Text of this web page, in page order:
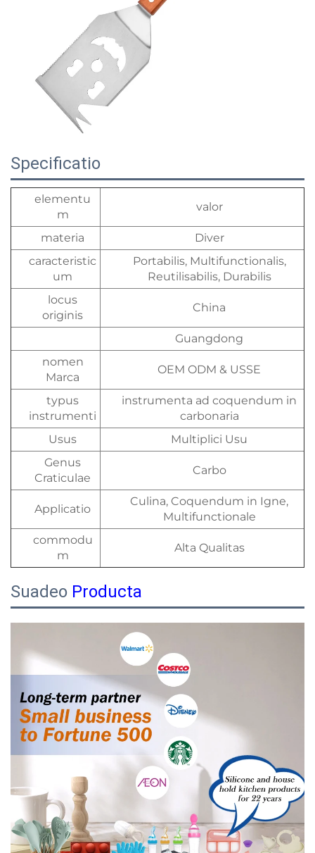
Specificatio
elementu
m
valor
materia
Diver
caracteristic
um
Portabilis, Multifunctionalis,
Reutilisabilis, Durabilis
locus
originis
China
Guangdong
nomen
Marca
OEM ODM & USSE
typus
instrumenti
instrumenta ad coquendum in
carbonaria
Usus
Multiplici Usu
Genus
Craticulae
Carbo
Applicatio
Culina, Coquendum in Igne,
Multifunctionale
commodu
m
Alta Qualitas
Suadeo Producta